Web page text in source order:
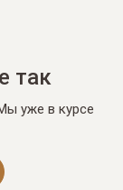
так
уже в курсе